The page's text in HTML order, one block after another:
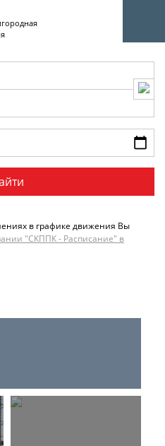
служб
в графике движения Вы
"СКППК - Расписание" в